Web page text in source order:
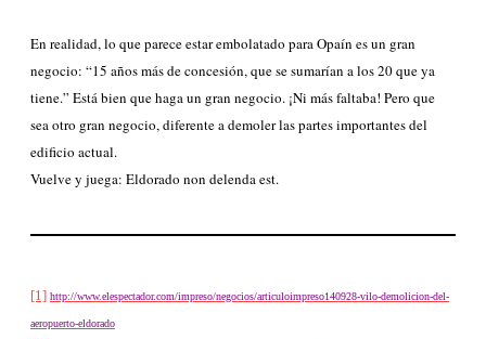
En realidad, lo que parece estar embolatado para Opaín es un gran
negocio: “15 años más de concesión, que se sumarían a los 20 que ya
tiene.” Está bien que haga un gran negocio. ¡Ni más faltaba! Pero que
sea otro gran negocio, diferente a demoler las partes importantes del
edificio actual.
Vuelve y juega: Eldorado non delenda est.
[1] http://www.elespectador.com/impreso/negocios/articuloimpreso140928-vilo-demolicion-del-
aeropuerto-eldorado